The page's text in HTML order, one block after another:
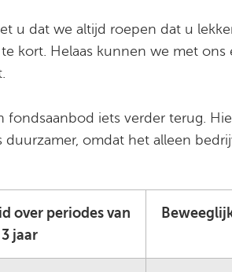
u dat we altijd roepen dat u
kort. Helaas kunnen we met
fondsaanbod iets verder terug.
omdat het alleen
over periodes van
3 jaar